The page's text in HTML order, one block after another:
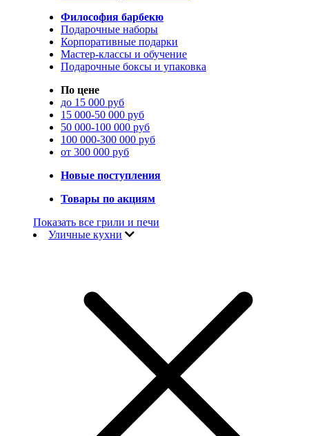
Философия барбекю
Подарочные наборы
Корпоративные подарки
Мастер-классы и обучение
Подарочные боксы и упаковка
По цене
до 15 000 руб
15 000-50 000 руб
50 000-100 000 руб
100 000-300 000 руб
от 300 000 руб
Новые поступления
Товары по акциям
Показать все грили и печи
Уличные кухни